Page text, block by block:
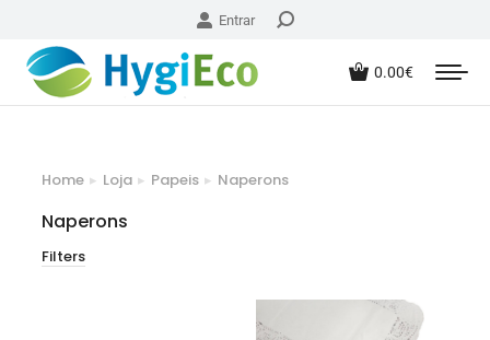
Entrar
0.00€
Naperons
Filters
You are here:
Home Loja Papeis Naperons